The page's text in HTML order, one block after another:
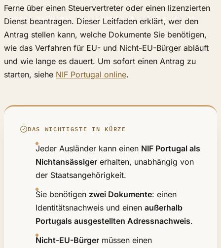
Ferne über einen Steuervertreter oder einen lizenzierten
Dienst beantragen. Dieser Leitfaden erklärt, wer den
Antrag stellen kann, welche Dokumente Sie benötigen,
wie das Verfahren für EU- und Nicht-EU-Bürger abläuft
und wie lange es dauert. Um sofort einen Antrag zu
starten, siehe NIF Portugal online.
DAS WICHTIGSTE IN KÜRZE
Jeder Ausländer kann einen NIF Portugal als
Nichtansässiger erhalten, unabhängig von
der Staatsangehörigkeit.
Sie benötigen zwei Dokumente: einen
Identitätsnachweis und einen außerhalb
Portugals ausgestellten Adressnachweis.
Nicht-EU-Bürger müssen einen